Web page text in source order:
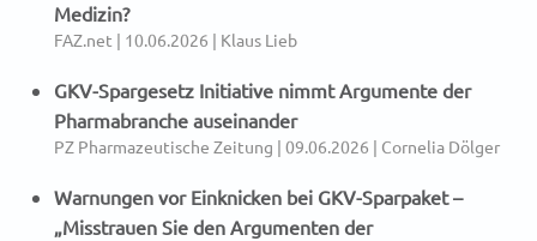
Medizin?
FAZ.net | 10.06.2026 | Klaus Lieb
GKV-Spargesetz In­itia­ti­ve nimmt Ar­gu­men­te der
Phar­ma­bran­che aus­ein­an­der
PZ Pharmazeutische Zeitung | 09.06.2026 | Cornelia Dölger
Warnungen vor Einknicken bei GKV-Sparpaket –
„Misstrauen Sie den Argumenten der